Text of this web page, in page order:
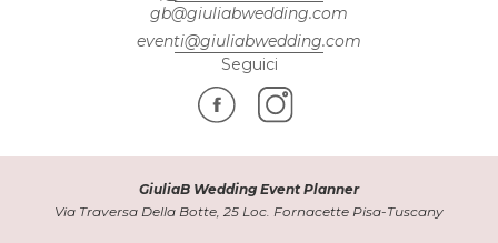
gb@giuliabwedding.com
eventi@giuliabwedding.com
Seguici
GiuliaB Wedding Event Planner
Via Traversa Della Botte, 25 Loc. Fornacette Pisa-Tuscany